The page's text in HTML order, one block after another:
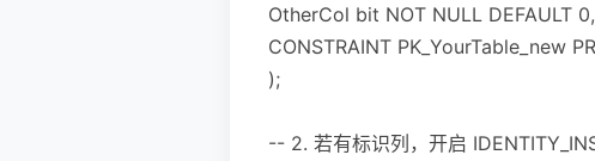
OtherCol bit NOT NULL DEFAULT 0,
CONSTRAINT PK_YourTable_new
);
-- 2. 若有标识列，开启